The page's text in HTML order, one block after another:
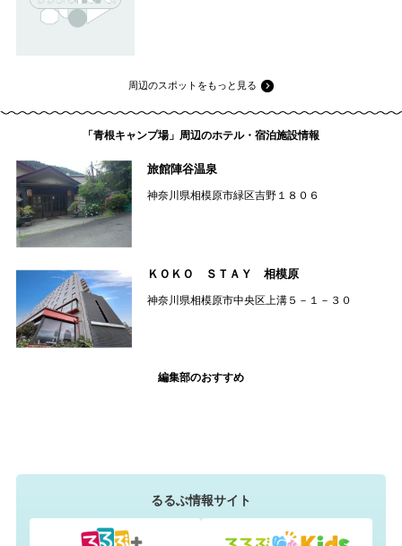
周辺のスポットをもっと見る
「青根キャンプ場」周辺のホテル・宿泊施設情報
旅館陣谷温泉
神奈川県相模原市緑区吉野１８０６
ＫＯＫＯ ＳＴＡＹ 相模原
神奈川県相模原市中央区上溝５－１－３０
編集部のおすすめ
るるぶ情報サイト